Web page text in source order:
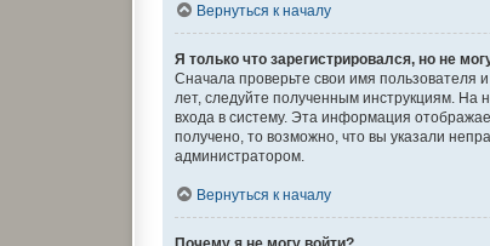
Вернуться к началу
Я только что зарегистрировался, но не
Сначала проверьте свои имя пользователя
лет, следуйте полученным инструкциям.
входа в систему. Эта информация
получено, то возможно, что вы указали
администратором.
Вернуться к началу